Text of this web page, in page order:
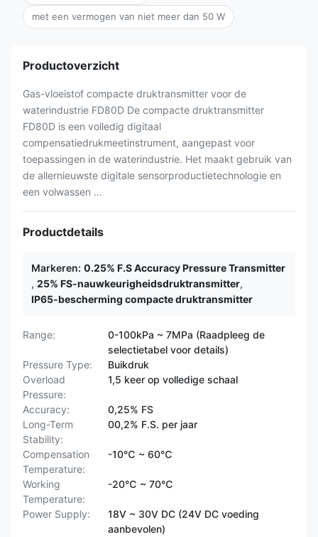
met een vermogen van niet meer dan 50 W
Productoverzicht
Gas-vloeistof compacte druktransmitter voor de
waterindustrie FD80D De compacte druktransmitter
FD80D is een volledig digitaal
compensatiedrukmeetinstrument, aangepast voor
toepassingen in de waterindustrie. Het maakt gebruik van
de allernieuwste digitale sensorproductietechnologie en
een volwassen ...
Productdetails
Markeren: 0.25% F.S Accuracy Pressure Transmitter
, 25% FS-nauwkeurigheidsdruktransmitter,
IP65-bescherming compacte druktransmitter
Range:
0-100kPa ~ 7MPa (Raadpleeg de
selectietabel voor details)
Pressure Type:
Buikdruk
Overload
Pressure:
1,5 keer op volledige schaal
Accuracy:
0,25% FS
Long-Term
Stability:
00,2% F.S. per jaar
Compensation
Temperature:
-10℃ ~ 60℃
Working
Temperature:
-20℃ ~ 70℃
Power Supply:
18V ~ 30V DC (24V DC voeding
aanbevolen)